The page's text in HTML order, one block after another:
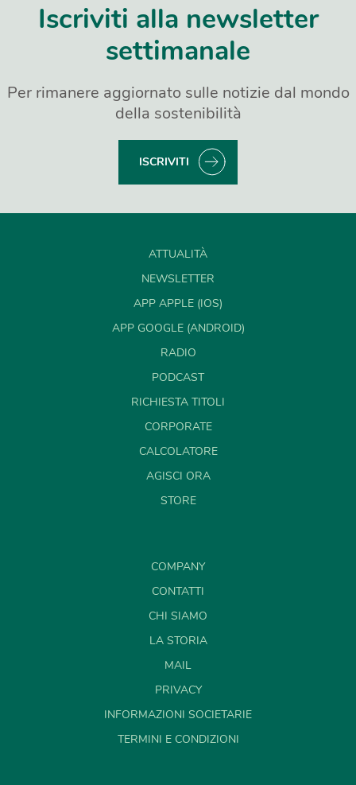
Iscriviti alla newsletter
settimanale
Per rimanere aggiornato sulle notizie dal mondo
della sostenibilità
ISCRIVITI
ATTUALITÀ
NEWSLETTER
APP APPLE (IOS)
APP GOOGLE (ANDROID)
RADIO
PODCAST
RICHIESTA TITOLI
CORPORATE
CALCOLATORE
AGISCI ORA
STORE
COMPANY
CONTATTI
CHI SIAMO
LA STORIA
MAIL
PRIVACY
INFORMAZIONI SOCIETARIE
TERMINI E CONDIZIONI